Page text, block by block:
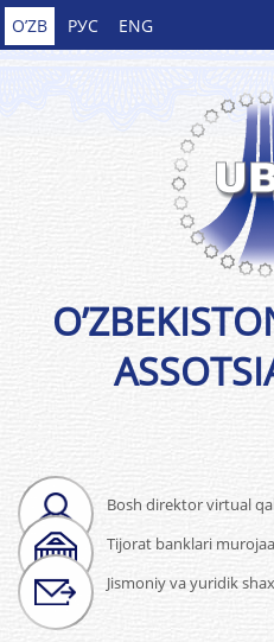
O’ZB РУС ENG
Bosh direktor virtual
Tijorat banklari
Jismoniy va yuridik